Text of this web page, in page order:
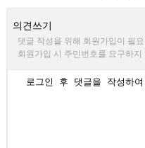
의견쓰기
댓글 작성을 위해 회원가입이 필
회원가입 시 주민번호를 요구하지